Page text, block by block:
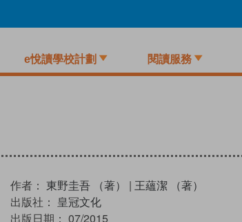
e悅讀學校計劃 閱讀服務
作者： 東野圭吾 （著） | 王蘊潔 （著）
出版社： 皇冠文化
出版日期： 07/2015